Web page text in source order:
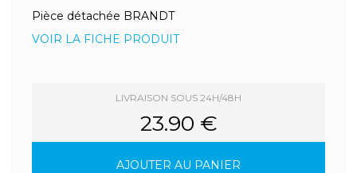
Pièce détachée BRANDT
VOIR LA FICHE PRODUIT
LIVRAISON SOUS 24H/48H
23.90 €
AJOUTER AU PANIER